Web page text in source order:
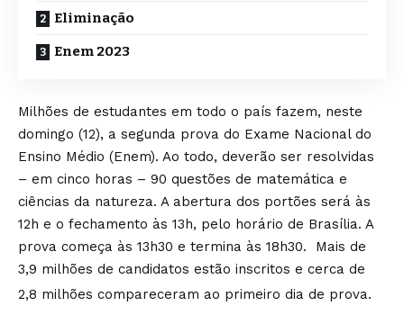
Eliminação
Enem 2023
Milhões de estudantes em todo o país fazem, neste
domingo (12), a segunda prova do Exame Nacional do
Ensino Médio (Enem). Ao todo, deverão ser resolvidas
– em cinco horas – 90 questões de matemática e
ciências da natureza. A abertura dos portões será às
12h e o fechamento às 13h, pelo horário de Brasília. A
prova começa às 13h30 e termina às 18h30. Mais de
3,9 milhões de candidatos estão inscritos e cerca de
2,8 milhões compareceram ao primeiro dia de prova.